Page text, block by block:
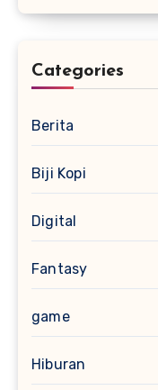
Categories
Berita
Biji Kopi
Digital
Fantasy
game
Hiburan